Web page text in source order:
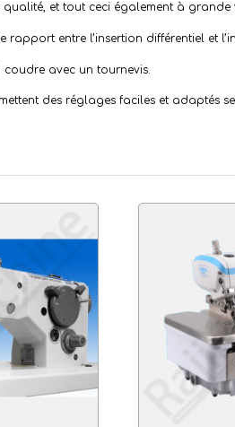
et tout ceci également à grande
entre l’insertion différentiel et
avec un tournevis.
des réglages faciles et adaptés